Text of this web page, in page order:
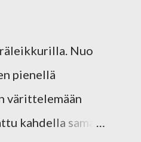
ylläpidon
Nuo
pienellä
värittelemään
kahdella saman